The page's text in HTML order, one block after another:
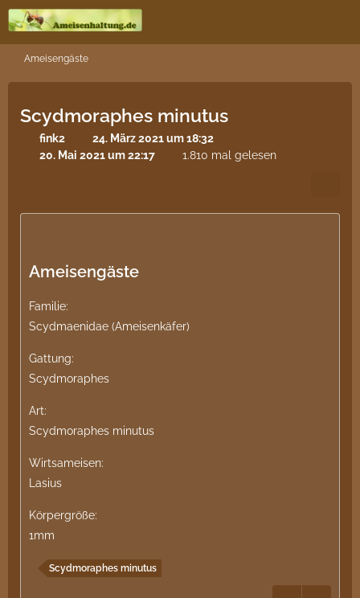
Ameisengäste
Scydmoraphes minutus
fink2
24. März 2021 um 18:32
20. Mai 2021 um 22:17
1.810 mal gelesen
Ameisengäste
Familie:
Scydmaenidae (Ameisenkäfer)
Gattung:
Scydmoraphes
Art:
Scydmoraphes minutus
Wirtsameisen:
Lasius
Körpergröße:
1mm
Scydmoraphes minutus